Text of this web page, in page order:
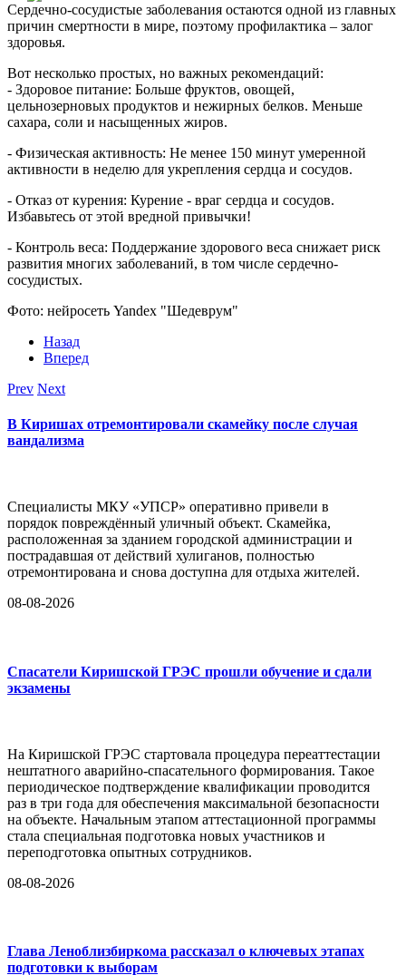
Сердечно-сосудистые заболевания остаются одной из главных
причин смертности в мире, поэтому профилактика – залог
здоровья.
Вот несколько простых, но важных рекомендаций:
- Здоровое питание: Больше фруктов, овощей,
цельнозерновых продуктов и нежирных белков. Меньше
сахара, соли и насыщенных жиров.
- Физическая активность: Не менее 150 минут умеренной
активности в неделю для укрепления сердца и сосудов.
- Отказ от курения: Курение - враг сердца и сосудов.
Избавьтесь от этой вредной привычки!
- Контроль веса: Поддержание здорового веса снижает риск
развития многих заболеваний, в том числе сердечно-
сосудистых.
Фото: нейросеть Yandex "Шедеврум"
Назад
Вперед
Prev Next
В Киришах отремонтировали скамейку после случая
вандализма
Специалисты МКУ «УПСР» оперативно привели в
порядок повреждённый уличный объект. Скамейка,
расположенная за зданием городской администрации и
пострадавшая от действий хулиганов, полностью
отремонтирована и снова доступна для отдыха жителей.
08-08-2026
Спасатели Киришской ГРЭС прошли обучение и сдали
экзамены
На Киришской ГРЭС стартовала процедура переаттестации
нештатного аварийно-спасательного формирования. Такое
периодическое подтверждение квалификации проводится
раз в три года для обеспечения максимальной безопасности
на объекте. Начальным этапом аттестационной программы
стала специальная подготовка новых участников и
переподготовка опытных сотрудников.
08-08-2026
Глава Леноблизбиркома рассказал о ключевых этапах
подготовки к выборам